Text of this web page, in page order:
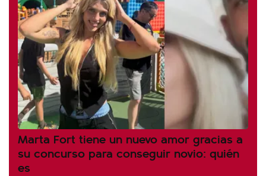
Marta Fort tiene un nuevo amor gracias a
su concurso para conseguir novio: quién
es